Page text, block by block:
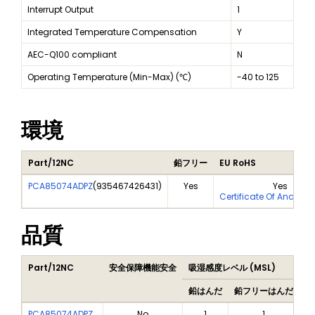
Interrupt Output
1
Integrated Temperature Compensation
Y
AEC-Q100 compliant
N
Operating Temperature (Min-Max) (℃)
-40 to 125
環境
Part/12NC 鉛フリー
EU RoHS
PCA85074ADPZ(935467426431) Yes
Yes
Certificate Of
品質
Part/12NC 安全保障機能安全 吸湿感度レベル (MSL)
鉛はんだ
鉛フリーはんだ